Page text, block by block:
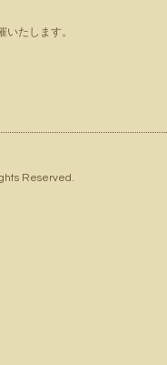
たします。
Reserved.